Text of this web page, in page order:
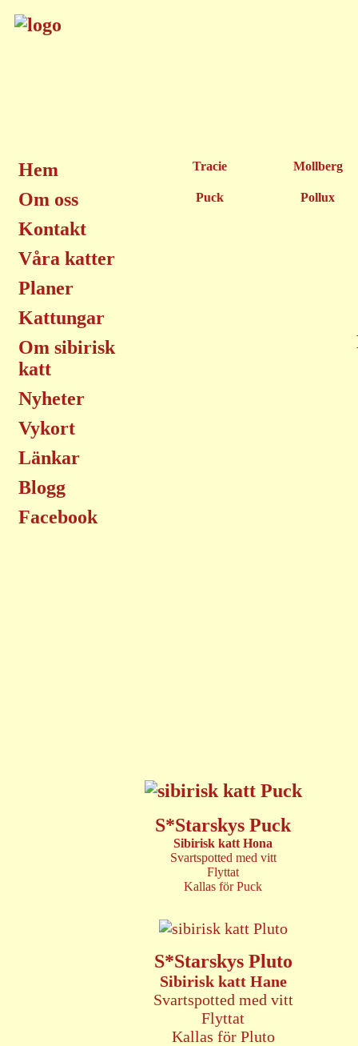
Hem
Om oss
Kontakt
Våra katter
Planer
Kattungar
Om sibirisk
katt
Nyheter
Vykort
Länkar
Blogg
Facebook
Tracie Mollberg
Puck Pollux
S*Starskys Puck
Sibirisk katt Hona
Svartspotted med vitt
Flyttat
Kallas för Puck
S*Starskys Pluto
Sibirisk katt Hane
Svartspotted med vitt
Flyttat
Kallas för Pluto